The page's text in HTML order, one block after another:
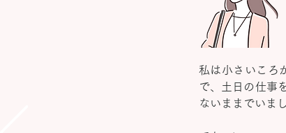
私は小さいころ
で、土日の仕事
ないままでいまし